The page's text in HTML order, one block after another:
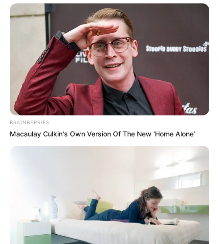
ACTIVAR AHORA
TEMAS DESTACADOS
CIERRES VIALES EN BUCARAMANGA
TRANSVERSAL DEL CARARE
FLORIDABLANCA
LLUVIAS EN SANTANDER
CIERRES VIALES EN SANTANDER
BRAINBERRIES
Macaulay Culkin's Own Version Of The New ‘Home Alone’